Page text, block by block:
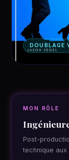
DOUBLAGE
MON RÔLE
Post-
technique